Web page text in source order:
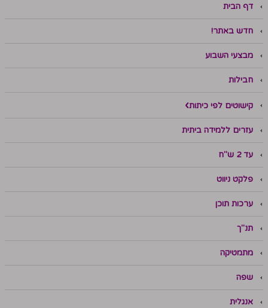
דף הבית
חדש באתר!
מבצעי השבוע
חבילות
קישוטים לפי כיתות
עזרים ללמידה ביתית
עד 2 ש"ח
פלקט ניווט
ערכות תוכן
תנ"ך
מתמטיקה
שפה
אנגלית